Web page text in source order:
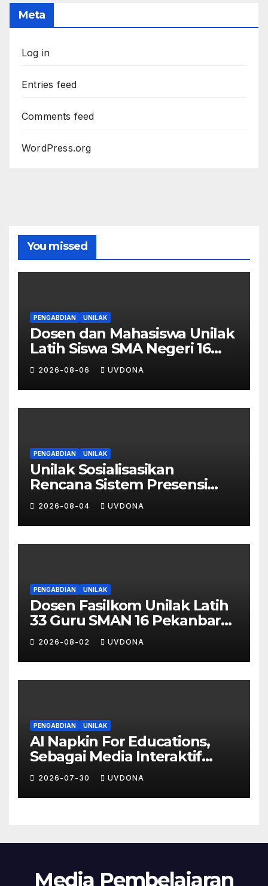
Meta
Log in
Entries feed
Comments feed
WordPress.org
You missed
PENGABDIAN UNILAK
Dosen dan Mahasiswa Unilak
Latih Siswa SMA Negeri 16
Pekanbaru Kelola Bisnis
Digital Lewat Affiliate
Marketing dan Aplikasi MOVA
2026-08-06 UVDONA
PENGABDIAN UNILAK
Unilak Sosialisasikan
Rencana Sistem Presensi
Digital Berbasis Pengenalan
Wajah di SMA Negeri 1
Kateman
2026-08-04 UVDONA
PENGABDIAN UNILAK
Dosen Fasilkom Unilak Latih
33 Guru SMAN 16 Pekanbaru
Gelar Ujian Digital Berbasis
Kecerdasan Buatan
2026-08-02 UVDONA
PENGABDIAN UNILAK
AI Napkin For Educations,
Sebagai Media Interaktif
Peningkatkan Partisipasi dan
Stimulus Pembelajaran Siswa
2026-07-30 UVDONA
Media Pembelajaran